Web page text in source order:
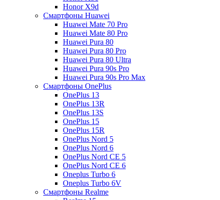
Honor X9d
Смартфоны Huawei
Huawei Mate 70 Pro
Huawei Mate 80 Pro
Huawei Pura 80
Huawei Pura 80 Pro
Huawei Pura 80 Ultra
Huawei Pura 90s Pro
Huawei Pura 90s Pro Max
Смартфоны OnePlus
OnePlus 13
OnePlus 13R
OnePlus 13S
OnePlus 15
OnePlus 15R
OnePlus Nord 5
OnePlus Nord 6
OnePlus Nord CE 5
OnePlus Nord CE 6
Oneplus Turbo 6
Oneplus Turbo 6V
Смартфоны Realme